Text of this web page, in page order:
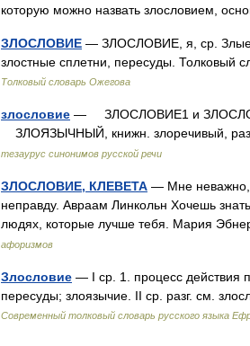
которую можно назвать злословием,
ЗЛОСЛОВИЕ — ЗЛОСЛОВИЕ, я, ср. Злые,
злостные сплетни, пересуды.
Толковый словарь Ожегова
злословие — ЗЛОСЛОВИЕ1 и
ЗЛОЯЗЫЧНЫЙ, книжн. злоречивый,
тезаурус синонимов русской речи
ЗЛОСЛОВИЕ, КЛЕВЕТА — Мне неважно,
неправду. Авраам Линкольн Хочешь
людях, которые лучше тебя. Мария
афоризмов
Злословие — I ср. 1. процесс действия
пересуды; злоязычие. II ср. разг. см.
Современный толковый словарь русского языка